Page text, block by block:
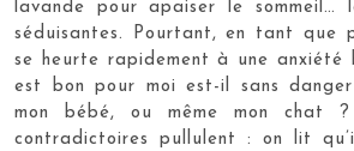
lavande pour apaiser le sommeil…
séduisantes. Pourtant, en tant que
se heurte rapidement à une anxiété
est bon pour moi est-il sans
mon bébé, ou même mon chat ?
contradictoires pullulent : on lit